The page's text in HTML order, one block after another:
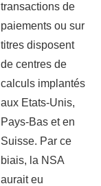
transactions de
paiements ou sur
titres disposent
de centres de
calculs implantés
aux Etats-Unis,
Pays-Bas et en
Suisse. Par ce
biais, la NSA
aurait eu